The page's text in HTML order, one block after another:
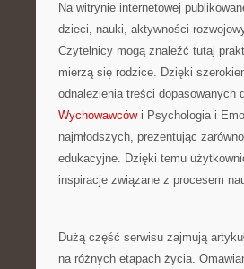
Na witrynie internetowej
dzieci, nauki, aktywności
Czytelnicy mogą znaleźć tutaj
mierzą się rodzice. Dzięki
odnalezienia treści dopasowanych
Wychowawcówi Psychologia i
najmłodszych, prezentując
edukacyjne. Dzięki temu
inspiracje związane z procesem
Dużą część serwisu zajmują
na różnych etapach życia.